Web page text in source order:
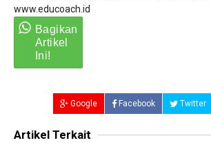
www.educoach.id
Google Facebook Twitter
Artikel Terkait